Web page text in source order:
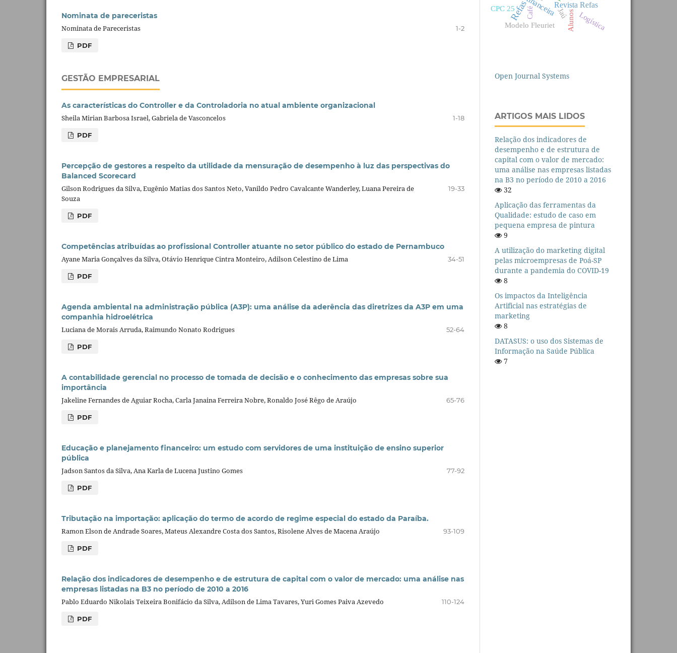
Nominata de pareceristas
Nominata de Pareceristas
1-2
PDF
GESTÃO EMPRESARIAL
As características do Controller e da Controladoria no atual ambiente organizacional
Sheila Mirian Barbosa Israel, Gabriela de Vasconcelos
1-18
PDF
Percepção de gestores a respeito da utilidade da mensuração de desempenho à luz das perspectivas do
Balanced Scorecard
Gilson Rodrigues da Silva, Eugênio Matias dos Santos Neto, Vanildo Pedro Cavalcante Wanderley, Luana Pereira de
Souza
19-33
PDF
Competências atribuídas ao profissional Controller atuante no setor público do estado de Pernambuco
Ayane Maria Gonçalves da Silva, Otávio Henrique Cintra Monteiro, Adilson Celestino de Lima
34-51
PDF
Agenda ambiental na administração pública (A3P): uma análise da aderência das diretrizes da A3P em uma
companhia hidroelétrica
Luciana de Morais Arruda, Raimundo Nonato Rodrigues
52-64
PDF
A contabilidade gerencial no processo de tomada de decisão e o conhecimento das empresas sobre sua
importância
Jakeline Fernandes de Aguiar Rocha, Carla Janaina Ferreira Nobre, Ronaldo José Rêgo de Araújo
65-76
PDF
Educação e planejamento financeiro: um estudo com servidores de uma instituição de ensino superior
pública
Jadson Santos da Silva, Ana Karla de Lucena Justino Gomes
77-92
PDF
Tributação na importação: aplicação do termo de acordo de regime especial do estado da Paraíba.
Ramon Elson de Andrade Soares, Mateus Alexandre Costa dos Santos, Risolene Alves de Macena Araújo
93-109
PDF
Relação dos indicadores de desempenho e de estrutura de capital com o valor de mercado: uma análise nas
empresas listadas na B3 no período de 2010 a 2016
Pablo Eduardo Nikolais Teixeira Bonifácio da Silva, Adilson de Lima Tavares, Yuri Gomes Paiva Azevedo
110-124
PDF
Refas Revista Refas
CPC 25 JaúAlunos
Modelo Fleuriet Logística
Café
Open Journal Systems
ARTIGOS MAIS LIDOS
Relação dos indicadores de
desempenho e de estrutura de
capital com o valor de mercado:
uma análise nas empresas listadas
na B3 no período de 2010 a 2016
32
Aplicação das ferramentas da
Qualidade: estudo de caso em
pequena empresa de pintura
9
A utilização do marketing digital
pelas microempresas de Poá-SP
durante a pandemia do COVID-19
8
Os impactos da Inteligência
Artificial nas estratégias de
marketing
8
DATASUS: o uso dos Sistemas de
Informação na Saúde Pública
7